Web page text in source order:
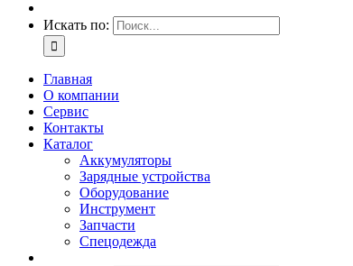
Искать по:
Главная
О компании
Сервис
Контакты
Каталог
Аккумуляторы
Зарядные устройства
Оборудование
Инструмент
Запчасти
Спецодежда